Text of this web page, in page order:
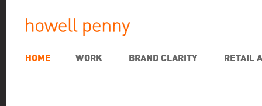
HOME WORK BRAND CLARITY RETAIL